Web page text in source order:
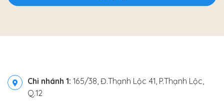
Chi nhánh 1: 165/38, Đ.Thạnh Lộc 41, P.Thạnh Lộc,
Q.12